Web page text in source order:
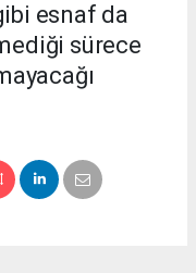
esnaf da
sürece